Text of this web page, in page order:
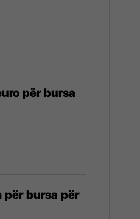
për bursa
për bursa për